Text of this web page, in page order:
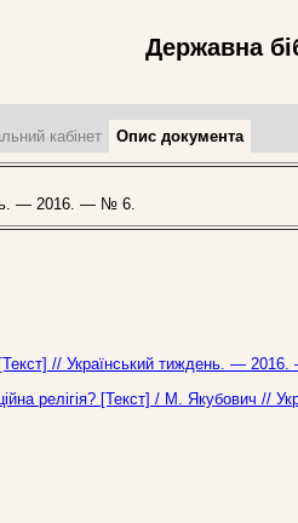
Державна
кабінет Опис документа
— 2016. — № 6.
// Український тиждень. —
релігія? [Текст] / М.